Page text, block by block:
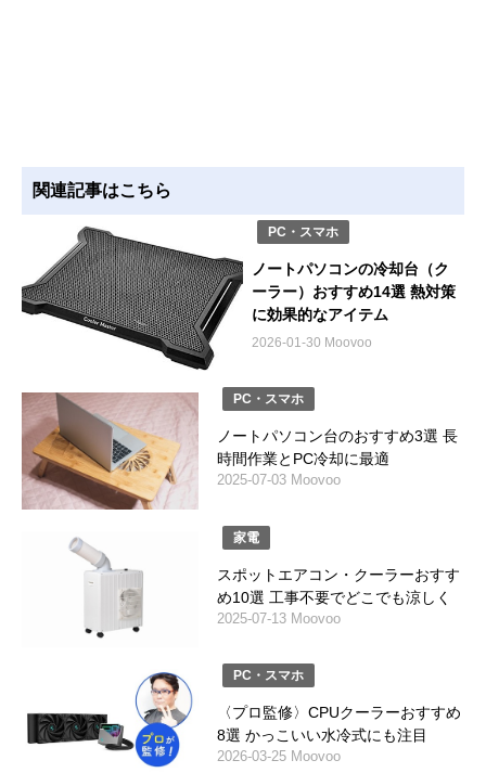
関連記事はこちら
PC・スマホ
ノートパソコンの冷却台（ク
ーラー）おすすめ14選 熱対策
に効果的なアイテム
2026-01-30 Moovoo
PC・スマホ
ノートパソコン台のおすすめ3選 長
時間作業とPC冷却に最適
2025-07-03 Moovoo
家電
スポットエアコン・クーラーおすす
め10選 工事不要でどこでも涼しく
2025-07-13 Moovoo
PC・スマホ
〈プロ監修〉CPUクーラーおすすめ
8選 かっこいい水冷式にも注目
2026-03-25 Moovoo